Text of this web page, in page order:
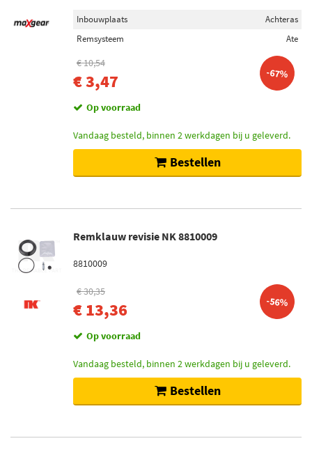
Inbouwplaats
Achteras
Remsysteem
Ate
€ 10,54
€ 3,47 -67%
Op voorraad
Vandaag besteld, binnen 2 werkdagen bij u geleverd.
Bestellen
Remklauw revisie NK 8810009
8810009
€ 30,35
€ 13,36 -56%
Op voorraad
Vandaag besteld, binnen 2 werkdagen bij u geleverd.
Bestellen